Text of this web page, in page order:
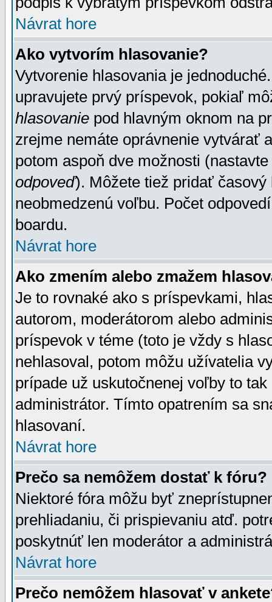
Návrat hore
Ako vytvorím hlasovanie?
Vytvorenie hlasovania je
upravujete prvý príspevok, pokiaľ
hlasovanie pod hlavným oknom na
zrejme nemáte oprávnenie vytvárať
potom aspoň dve možnosti
odpoveď). Môžete tiež pridať
neobmedzenú voľbu. Počet
boardu.
Návrat hore
Ako zmením alebo zmažem
Je to rovnaké ako s príspevkami,
autorom, moderátorom alebo
príspevok v téme (toto je vždy s
nehlasoval, potom môžu užívatelia
prípade už uskutočnenej voľby to
administrátor. Tímto opatrením sa
hlasovaní.
Návrat hore
Prečo sa nemôžem dostať k fóru?
Niektoré fóra môžu byť
prehliadaniu, či prispievaniu atď.
poskytnúť len moderátor a
Návrat hore
Prečo nemôžem hlasovať v